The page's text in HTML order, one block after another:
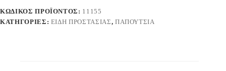
ΚΩΔΙΚΌΣ ΠΡΟΪΌΝΤΟΣ: 11155
ΚΑΤΗΓΟΡΊΕΣ: ΕΙΔΗ ΠΡΟΣΤΑΣΙΑΣ, ΠΑΠΟΥΤΣΙΑ